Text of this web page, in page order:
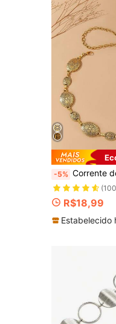
-5% Corrente de
R$18,99
Estabelecido